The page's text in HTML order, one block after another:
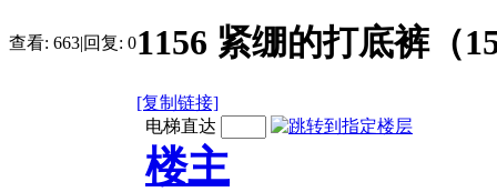
查看: 663|回复: 01156 紧绷的打底裤（
[复制链接]
电梯直达
楼主